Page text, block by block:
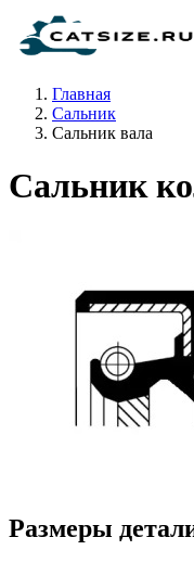
Главная
Сальник
Сальник вала
Сальник
Размеры